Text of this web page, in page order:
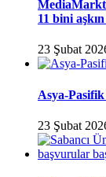
MediaMarkt
11 bini
23 Şubat
Asya-
23 Şubat